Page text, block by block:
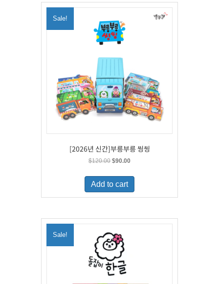
Sale!
[2026년 신간]부릉부릉 씽씽
$120.00 Original
was:
$120.00.
$90.00Current
is:
Add to cart
Sale!